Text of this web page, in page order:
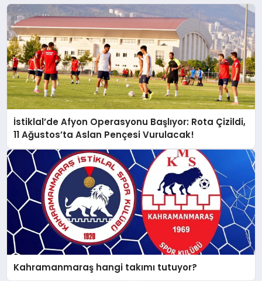
İstiklal’de Afyon Operasyonu Başlıyor: Rota Çizildi,
11 Ağustos’ta Aslan Pençesi Vurulacak!
Kahramanmaraş hangi takımı tutuyor?